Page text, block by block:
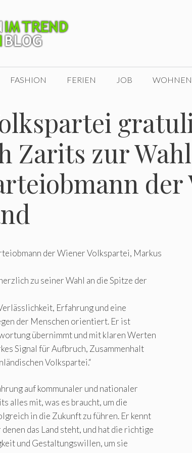
FASHION FERIEN JOB WOHNEN
Zarits zur
der
der Wiener Volkspartei, Markus
zu seiner Wahl an die Spitze der
Erfahrung und eine
der Menschen orientiert. Er ist
übernimmt und mit klaren Werten
Signal für Aufbruch, Zusammenhalt
Volkspartei.“
auf kommunaler und nationaler
alles mit, was es braucht, um die
in die Zukunft zu führen. Er kennt
das Land steht, und hat die richtige
und Gestaltungswillen, um sie